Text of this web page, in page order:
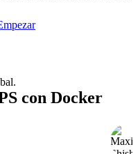
con Docker